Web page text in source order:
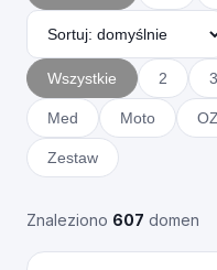
Wszystkie 2 3
Med Moto
Zestaw
Znaleziono 607 domen